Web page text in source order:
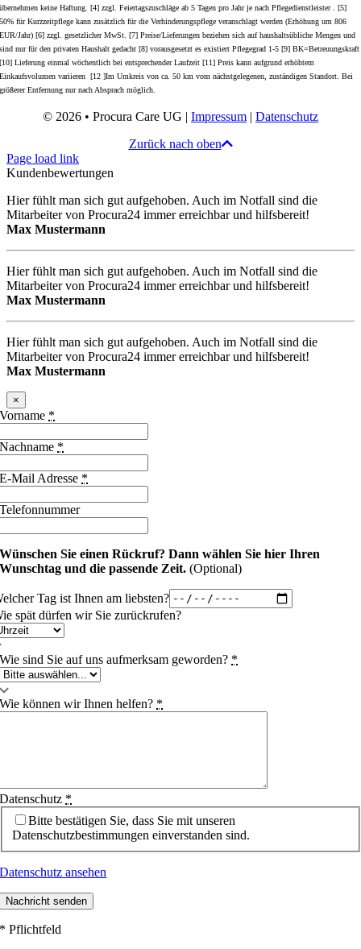
übernehmen keine Haftung. [4] zzgl. Feiertagszuschläge ab 5 Tagen pro Jahr je nach Pflegedienstleister . [5]
50% für Kurzzeitpflege kann zusätzlich für die Verhinderungspflege veranschlagt werden (Erhöhung um 806
EUR/Jahr) [6] zzgl. gesetzlicher MwSt. [7] Preise/Lieferungen beziehen sich auf haushaltsübliche Mengen und
sind nur für den privaten Haushalt gedacht [8] vorausgesetzt es existiert Pflegegrad 1-5 [9] BK=Betreuungskraft
[10] Lieferung einmal wöchentlich bei entsprechender Laufzeit [11] Preis kann aufgrund erhöhtem
Einkaufsvolumen variieren [12 ]Im Umkreis von ca. 50 km vom nächstgelegenen, zuständigen Standort. Bei
größerer Entfernung nur nach Absprach möglich.
© 2026 • Procura Care UG | Impressum | Datenschutz
Zurück nach oben
Page load link
Kundenbewertungen
Hier fühlt man sich gut aufgehoben. Auch im Notfall sind die
Mitarbeiter von Procura24 immer erreichbar und hilfsbereit!
Max Mustermann
Hier fühlt man sich gut aufgehoben. Auch im Notfall sind die
Mitarbeiter von Procura24 immer erreichbar und hilfsbereit!
Max Mustermann
Hier fühlt man sich gut aufgehoben. Auch im Notfall sind die
Mitarbeiter von Procura24 immer erreichbar und hilfsbereit!
Max Mustermann
×
Vorname *
Nachname *
E-Mail Adresse *
Telefonnummer
Wünschen Sie einen Rückruf? Dann wählen Sie hier Ihren
Wunschtag und die passende Zeit.(Optional)
Tag ist Ihnen am liebsten?
spät dürfen wir Sie zurückrufen?
Wie sind Sie auf uns aufmerksam geworden? *
Wie können wir Ihnen helfen? *
Datenschutz *
Bitte bestätigen Sie, dass Sie mit unseren
Datenschutzbestimmungen einverstanden sind.
Datenschutz ansehen
Nachricht senden
* Pflichtfeld